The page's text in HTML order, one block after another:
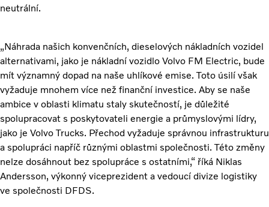
neutrální.
„Náhrada našich konvenčních, dieselových nákladních vozidel
alternativami, jako je nákladní vozidlo Volvo FM Electric, bude
mít významný dopad na naše uhlíkové emise. Toto úsilí však
vyžaduje mnohem více než finanční investice. Aby se naše
ambice v oblasti klimatu staly skutečností, je důležité
spolupracovat s poskytovateli energie a průmyslovými lídry,
jako je Volvo Trucks. Přechod vyžaduje správnou infrastrukturu
a spolupráci napříč různými oblastmi společnosti. Této změny
nelze dosáhnout bez spolupráce s ostatními,“ říká Niklas
Andersson, výkonný viceprezident a vedoucí divize logistiky
ve společnosti DFDS.